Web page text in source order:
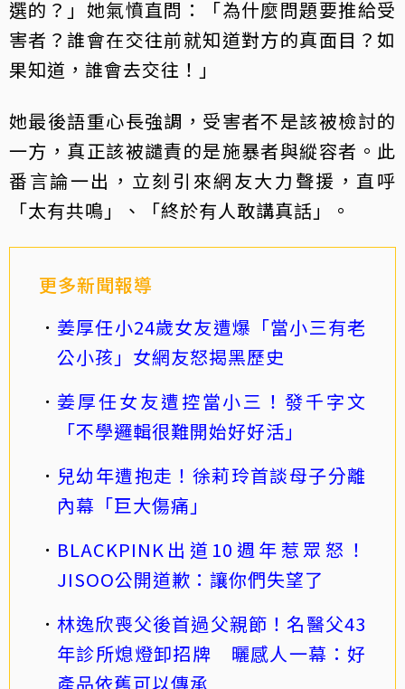
選的？」她氣憤直問：「為什麼問題要推給受
害者？誰會在交往前就知道對方的真面目？如
果知道，誰會去交往！」
她最後語重心長強調，受害者不是該被檢討的
一方，真正該被譴責的是施暴者與縱容者。此
番言論一出，立刻引來網友大力聲援，直呼
「太有共鳴」、「終於有人敢講真話」。
更多新聞報導
姜厚任小24歲女友遭爆「當小三有老
公小孩」女網友怒揭黑歷史
姜厚任女友遭控當小三！發千字文
「不學邏輯很難開始好好活」
兒幼年遭抱走！徐莉玲首談母子分離
內幕「巨大傷痛」
BLACKPINK出道10週年惹眾怒！
JISOO公開道歉：讓你們失望了
林逸欣喪父後首過父親節！名醫父43
年診所熄燈卸招牌 曬感人一幕：好
產品依舊可以傳承